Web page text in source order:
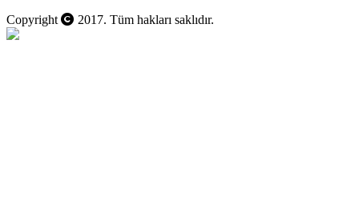
Copyright
2017. Tüm hakları saklıdır.